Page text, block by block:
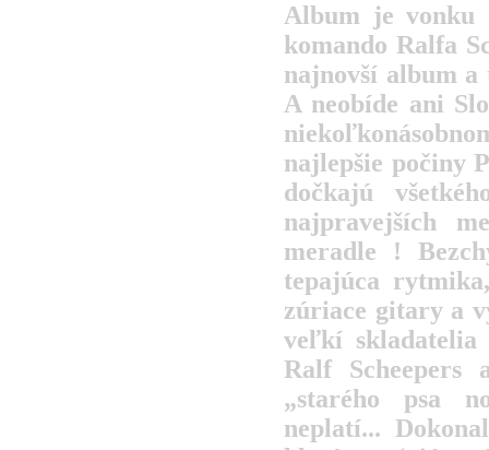
Album je vonku
komando Ralfa
najnovší album
A neobíde ani
najlepšie počiny
dočkajú
najpravejších
meradle !
tepajúca
zúriace gitary a
veľkí skladatelia
Ralf
„starého psa
neplatí...